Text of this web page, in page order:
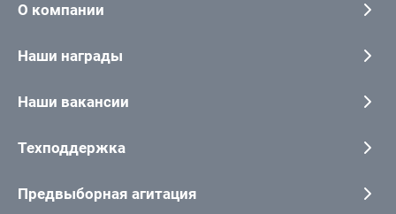
О компании
Наши награды
Наши вакансии
Техподдержка
Предвыборная агитация